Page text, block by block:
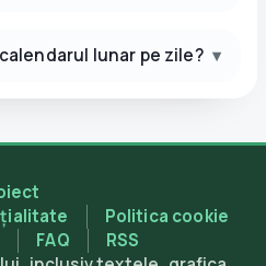
lunar pe zile? ▾
Politica cookie
FAQ
RSS